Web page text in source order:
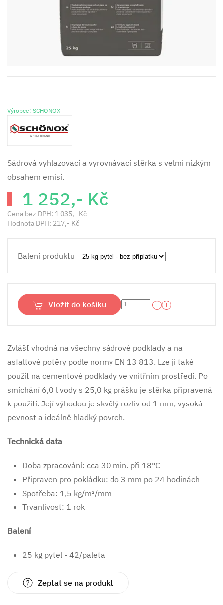
Výrobce: SCHÖNOX
Sádrová vyhlazovací a vyrovnávací stěrka s velmi nízkým
obsahem emisí.
1 252,- Kč
Cena bez DPH: 1 035,- Kč
Hodnota DPH: 217,- Kč
Balení produktu
Vložit do košíku
Zvlášť vhodná na všechny sádrové podklady a na
asfaltové potěry podle normy EN 13 813. Lze ji také
použít na cementové podklady ve vnitřním prostředí. Po
smíchání 6,0 l vody s 25,0 kg prášku je stěrka připravená
k použití. Její výhodou je skvělý rozliv od 1 mm, vysoká
pevnost a ideálně hladký povrch.
Technická data
Doba zpracování: cca 30 min. při 18°C
Připraven pro pokládku: do 3 mm po 24 hodinách
Spotřeba: 1,5 kg/m²/mm
Trvanlivost: 1 rok
Balení
25 kg pytel - 42/paleta
Zeptat se na produkt